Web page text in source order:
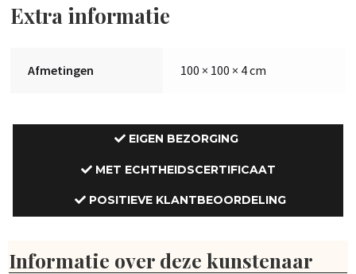
Extra informatie
Afmetingen 100 × 100 × 4 cm
EIGEN BEZORGING
MET ECHTHEIDSCERTIFICAAT
POSITIEVE KLANTBEOORDELING
Informatie over deze kunstenaar